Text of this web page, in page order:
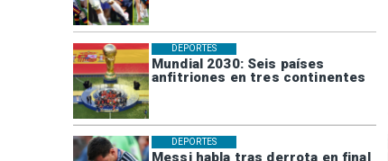
Mundial 2030: Seis países
anfitriones en tres continentes
DEPORTES
Messi habla tras derrota en final
DEPORTES